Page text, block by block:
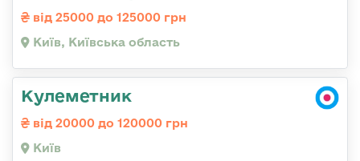
від 25000 до 125000 грн
Київ, Київська область
Кулеметник
від 20000 до 120000 грн
Київ